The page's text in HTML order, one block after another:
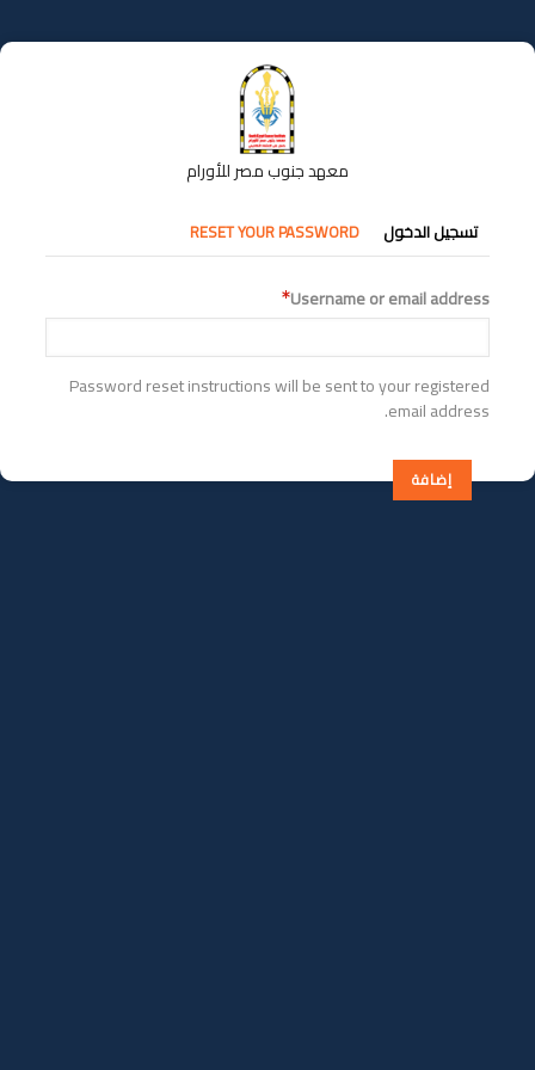
إلى
المحتوى
معهد جنوب مصر للأورام
التبويبات
الأساسية
تسجيل الدخول RESET YOUR PASSWORD
Username or email address
Password reset instructions will be sent to your registered
email address.